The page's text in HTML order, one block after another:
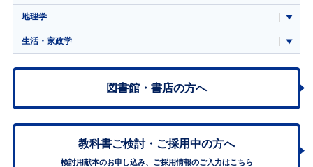
地理学
生活・家政学
図書館・書店の方へ
教科書ご検討・ ご採用中の方へ
検討用献本のお申し込み、ご採用情報のご入力はこちら